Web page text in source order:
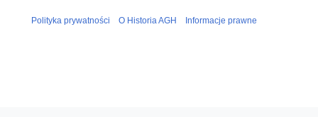
Polityka prywatności O Historia AGH Informacje prawne